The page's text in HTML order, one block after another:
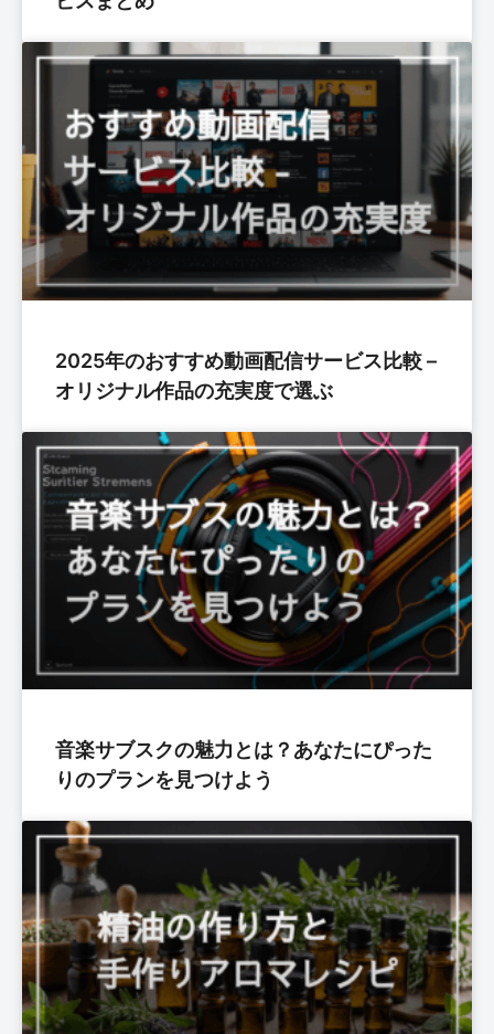
2025年のおすすめ動画配信サービス比較 –
オリジナル作品の充実度で選ぶ
音楽サブスクの魅力とは？あなたにぴった
りのプランを見つけよう